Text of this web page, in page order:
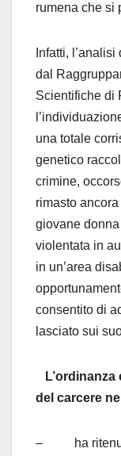
rumena che si
Infatti,
dal
Scientifiche di
una totale
genetico
crimine,
rimasto
giovane
violentata in
in un’area
consentito di
lasciato sui
L’ordinanza
del carcere
– ha ritenuto